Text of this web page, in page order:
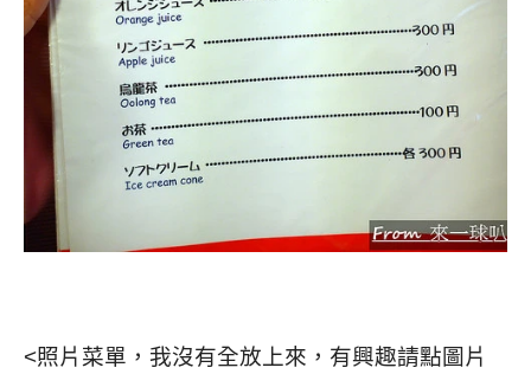
<照片菜單，我沒有全放上來，有興趣請點圖片